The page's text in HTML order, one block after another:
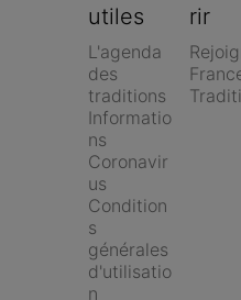
utiles
L'agenda
des
traditions
Informatio
ns
Coronavir
us
Condition
s
générales
d'utilisatio
n
rir